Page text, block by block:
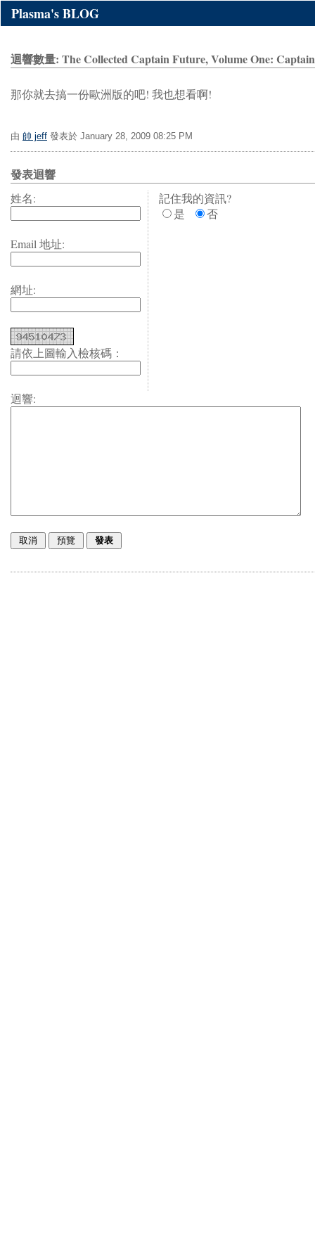
Plasma's BLOG
迴響數量: The Collected Captain Future, Volume One:
那你就去搞一份歐洲版的吧! 我也想看啊!
由 帥 jeff 發表於 January 28, 2009 08:25 PM
發表迴響
姓名:
Email 地址:
網址:
請依上圖輸入檢核碼：
記住我的資訊?
是
否
迴響: